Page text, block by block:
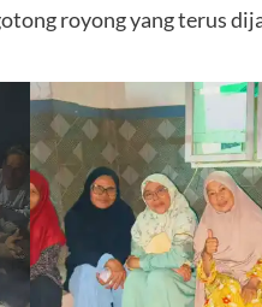
royong yang terus